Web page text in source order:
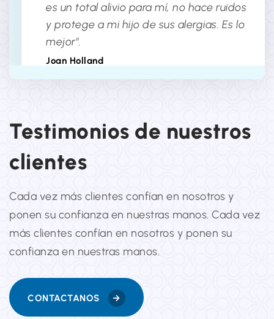
es un total alivio para mí, no hace ruidos
y protege a mi hijo de sus alergias. Es lo
mejor".
Joan Holland
¡"Mi pequeño hijo Raúl siempre tiene
problemas con las alergias, especialmente
porque tenemos mascotas en casa. Le cuesta
dormir bien por las noches. Usar el
purificador Ludga es un total alivio para mí, no
hace ruidos y protege a mi hijo de sus
alergias. Es lo mejor".
Louis McDonald
Testimonios de nuestros
clientes
Cada vez más clientes confían en nosotros y
ponen su confianza en nuestras manos. Cada vez
más clientes confían en nosotros y ponen su
confianza en nuestras manos.
CONTACTANOS